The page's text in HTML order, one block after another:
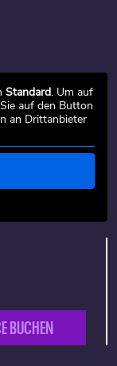
Standard. Um auf
auf den Button
an Drittanbieter
BUCHEN